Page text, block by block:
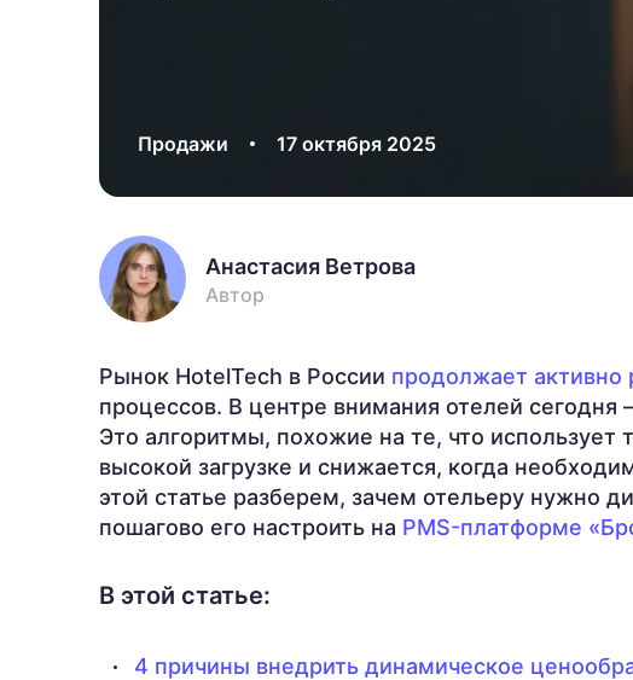
Продажи 17 октября 2025
Анастасия Ветрова
Автор
Рынок HotelTech в России продолжает активно
процессов. В центре внимания отелей
Это алгоритмы, похожие на те, что использует
высокой загрузке и снижается, когда
этой статье разберем, зачем отельеру нужно
пошагово его настроить на PMS-платформе
В этой статье:
4 причины внедрить динамическое